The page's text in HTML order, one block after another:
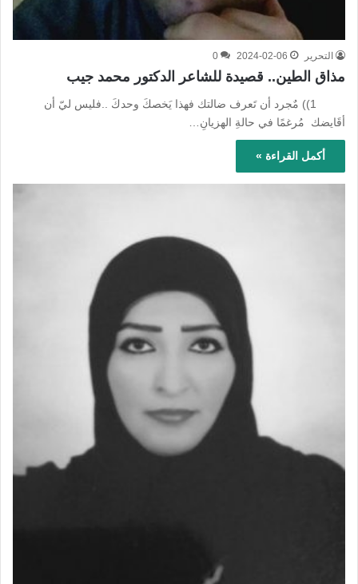
التحرير 2024-02-06
0
مذاق الطين.. قصيدة للشاعر الدكتور محمد جيب
1)) مٌجرد أن تَعرف ضالتك فهذا يَخصكَ وحدكَ ..فليس ليّ أن
أقَايضك مُرغمًا في حالةِ الهزيانِ…
أكمل القراءة »